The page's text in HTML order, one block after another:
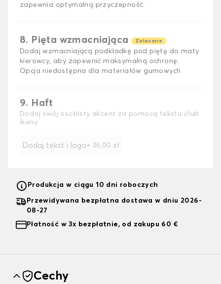
zapewnia optymalną przyczepność.
8. Pięta wzmacniająca Zalecane
Dodaj wzmacniającą podkładkę pod piętę do maty
kierowcy, aby zapewnić maksymalną ochronę.
Opcja niedostępna dla materiałów gumowych
9. Haft
Dodaj swój osobisty akcent za pomocą tekstu i/lub
ikony
Dodaj tekst i logo+ 36,00 zł
Produkcja w ciągu 10 dni roboczych
Przewidywana bezpłatna dostawa w dniu 2026-
08-27
Płatność w 3x bezpłatnie, od zakupu 60 €
Cechy